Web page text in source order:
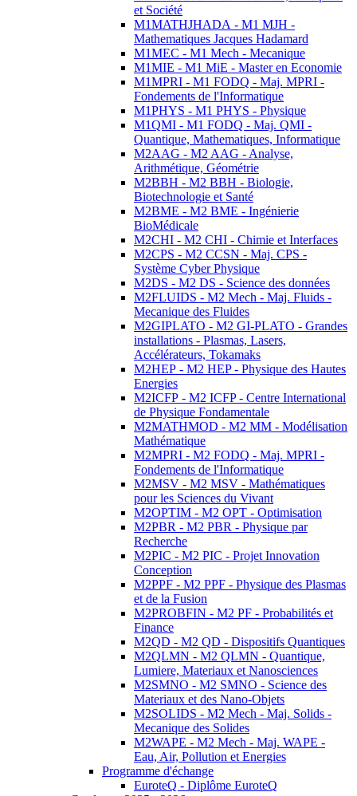
et Société
M1MATHJHADA - M1 MJH -
Mathematiques Jacques Hadamard
M1MEC - M1 Mech - Mecanique
M1MIE - M1 MiE - Master en Economie
M1MPRI - M1 FODQ - Maj. MPRI -
Fondements de l'Informatique
M1PHYS - M1 PHYS - Physique
M1QMI - M1 FODQ - Maj. QMI -
Quantique, Mathematiques, Informatique
M2AAG - M2 AAG - Analyse,
Arithmétique, Géométrie
M2BBH - M2 BBH - Biologie,
Biotechnologie et Santé
M2BME - M2 BME - Ingénierie
BioMédicale
M2CHI - M2 CHI - Chimie et Interfaces
M2CPS - M2 CCSN - Maj. CPS -
Système Cyber Physique
M2DS - M2 DS - Science des données
M2FLUIDS - M2 Mech - Maj. Fluids -
Mecanique des Fluides
M2GIPLATO - M2 GI-PLATO - Grandes
installations - Plasmas, Lasers,
Accélérateurs, Tokamaks
M2HEP - M2 HEP - Physique des Hautes
Energies
M2ICFP - M2 ICFP - Centre International
de Physique Fondamentale
M2MATHMOD - M2 MM - Modélisation
Mathématique
M2MPRI - M2 FODQ - Maj. MPRI -
Fondements de l'Informatique
M2MSV - M2 MSV - Mathématiques
pour les Sciences du Vivant
M2OPTIM - M2 OPT - Optimisation
M2PBR - M2 PBR - Physique par
Recherche
M2PIC - M2 PIC - Projet Innovation
Conception
M2PPF - M2 PPF - Physique des Plasmas
et de la Fusion
M2PROBFIN - M2 PF - Probabilités et
Finance
M2QD - M2 QD - Dispositifs Quantiques
M2QLMN - M2 QLMN - Quantique,
Lumiere, Materiaux et Nanosciences
M2SMNO - M2 SMNO - Science des
Materiaux et des Nano-Objets
M2SOLIDS - M2 Mech - Maj. Solids -
Mecanique des Solides
M2WAPE - M2 Mech - Maj. WAPE -
Eau, Air, Pollution et Energies
Programme d'échange
EuroteQ - Diplôme EuroteQ